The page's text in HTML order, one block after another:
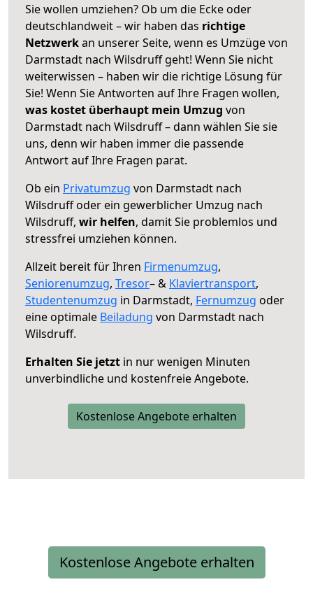
Sie wollen umziehen? Ob um die Ecke oder
deutschlandweit – wir haben das richtige
Netzwerkan unserer Seite, wenn es Umzüge von
Darmstadt nach Wilsdruff geht! Wenn Sie nicht
weiterwissen – haben wir die richtige Lösung für
Sie! Wenn Sie Antworten auf Ihre Fragen wollen,
was kostet überhaupt mein Umzug von
Darmstadt nach Wilsdruff – dann wählen Sie sie
uns, denn wir haben immer die passende
Antwort auf Ihre Fragen parat.
Ob ein Privatumzug von Darmstadt nach
Wilsdruff oder ein gewerblicher Umzug nach
Wilsdruff, wir helfen, damit Sie problemlos und
stressfrei umziehen können.
Allzeit bereit für Ihren Firmenumzug,
Seniorenumzug, Tresor– & Klaviertransport,
Studentenumzug in Darmstadt, Fernumzug oder
eine optimale Beiladung von Darmstadt nach
Wilsdruff.
Erhalten Sie jetzt in nur wenigen Minuten
unverbindliche und kostenfreie Angebote.
Kostenlose Angebote erhalten
Kostenlose Angebote erhalten